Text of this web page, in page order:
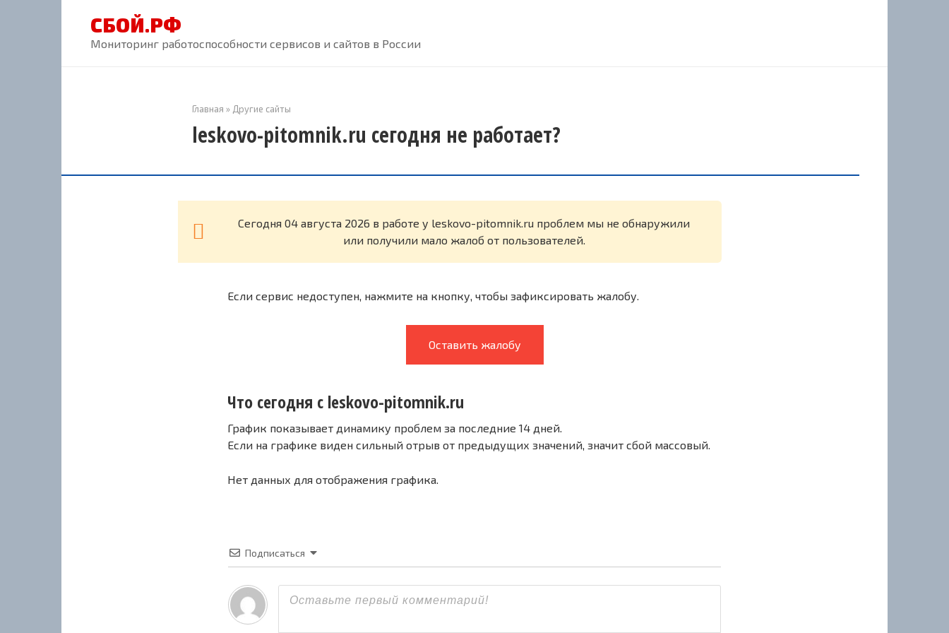
СБОЙ.РФ
Мониторинг работоспособности сервисов и сайтов в России
Главная » Другие сайты
leskovo-pitomnik.ru сегодня не работает?
Cегодня 04 августа 2026 в работе у leskovo-pitomnik.ru проблем мы не обнаружили
или получили мало жалоб от пользователей.
Если сервис недоступен, нажмите на кнопку, чтобы зафиксировать жалобу.
Оставить жалобу
Что сегодня с leskovo-pitomnik.ru
График показывает динамику проблем за последние 14 дней.
Если на графике виден сильный отрыв от предыдущих значений, значит сбой массовый.
Нет данных для отображения графика.
Подписаться